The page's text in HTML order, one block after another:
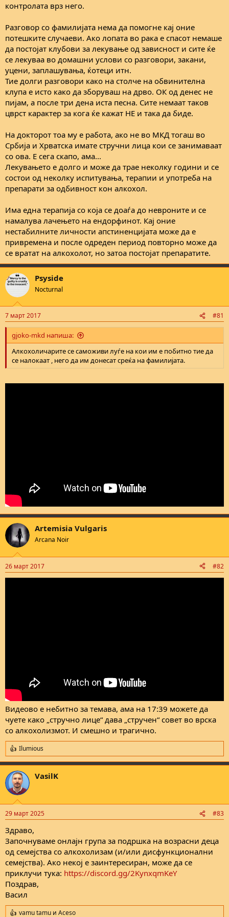
контролата врз него.
Разговор со фамилијата нема да помогне кај оние
потешките случаеви. Ако лопата во рака е спасот немаше
да постојат клубови за лекување од зависност и сите ќе
се лекуваа во домашни услови со разговори, закани,
уцени, заплашувања, ќотеци итн.
Тие долги разговори како на столче на обвинителна
клупа е исто како да зборуваш на дрво. ОК од денес не
пијам, а после три дена иста песна. Сите немаат таков
цврст карактер за кога ќе кажат НЕ и така да биде.
На докторот тоа му е работа, ако не во МКД тогаш во
Србија и Хрватска имате стручни лица кои се занимаваат
со ова. Е сега скапо, ама...
Лекувањето е долго и може да трае неколку години и се
состои од неколку испитувања, терапии и употреба на
препарати за одбивност кон алкохол.
Има една терапија со која се доаѓа до невроните и се
намалува лачењето на ендорфинот. Кај оние
нестабилните личности апстиненцијата може да е
привремена и после одреден период повторно може да
се вратат на алкохолот, но затоа постојат препаратите.
Psyside
Nocturnal
7 март 2017 #81
gjoko-mkd напиша:
Алкохоличарите се саможиви луѓе на кои им е побитно тие да
се налокаат , него да им донесат среќа на фамилијата.
Artemisia Vulgaris
Arcana Noir
26 март 2017 #82
Видеово е небитно за темава, ама на 17:39 можете да
чуете како „стручно лице“ дава „стручен“ совет во врска
со алкохолизмот. И смешно и трагично.
R
e
a
c
t
i
s
Ilumious
VasilK
29 март 2025 #83
Здраво,
Започнуваме онлајн група за подршка на возрасни деца
од семејства со алкохолизам (и/или дисфункционални
семејства). Ако некој е заинтересиран, може да се
приклучи тука: https://discord.gg/2KynxqmKeY
Поздрав,
Васил
vamu tamu и Aceso